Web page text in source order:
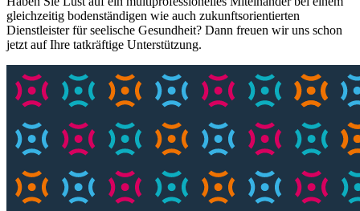
gleichzeitig bodenständigen wie auch zukunftsorientierten
Dienstleister für seelische Gesundheit? Dann freuen wir uns schon
jetzt auf Ihre tatkräftige Unterstützung.